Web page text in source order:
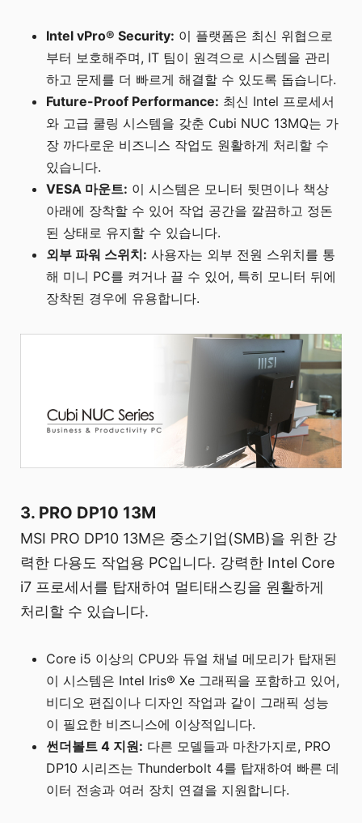
Intel vPro® Security: 이 플랫폼은 최신 위협으로
부터 보호해주며, IT 팀이 원격으로 시스템을 관리
하고 문제를 더 빠르게 해결할 수 있도록 돕습니다.
Future-Proof Performance: 최신 Intel 프로세서
와 고급 쿨링 시스템을 갖춘 Cubi NUC 13MQ는 가
장 까다로운 비즈니스 작업도 원활하게 처리할 수
있습니다.
VESA 마운트: 이 시스템은 모니터 뒷면이나 책상
아래에 장착할 수 있어 작업 공간을 깔끔하고 정돈
된 상태로 유지할 수 있습니다.
외부 파워 스위치: 사용자는 외부 전원 스위치를 통
해 미니 PC를 켜거나 끌 수 있어, 특히 모니터 뒤에
장착된 경우에 유용합니다.
3. PRO DP10 13M
MSI PRO DP10 13M은 중소기업(SMB)을 위한 강
력한 다용도 작업용 PC입니다. 강력한 Intel Core
i7 프로세서를 탑재하여 멀티태스킹을 원활하게
처리할 수 있습니다.
Core i5 이상의 CPU와 듀얼 채널 메모리가 탑재된
이 시스템은 Intel Iris® Xe 그래픽을 포함하고 있어,
비디오 편집이나 디자인 작업과 같이 그래픽 성능
이 필요한 비즈니스에 이상적입니다.
썬더볼트 4 지원: 다른 모델들과 마찬가지로, PRO
DP10 시리즈는 Thunderbolt 4를 탑재하여 빠른 데
이터 전송과 여러 장치 연결을 지원합니다.